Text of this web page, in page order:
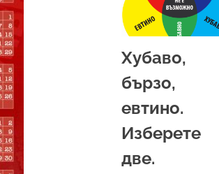
Хубаво,
бързо,
евтино.
Изберете
две.